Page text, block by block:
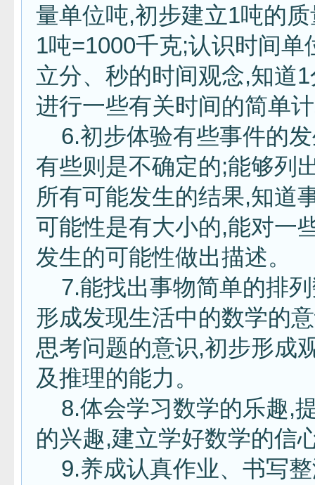
量单位吨,初步建立1吨的
1吨=1000千克;认识时间单
立分、秒的时间观念,知道
进行一些有关时间的简单
6.初步体验有些事件的
有些则是不确定的;能够列
所有可能发生的结果,知道
可能性是有大小的,能对一
发生的可能性做出描述。
7.能找出事物简单的排
形成发现生活中的数学的
思考问题的意识,初步形成
及推理的能力。
8.体会学习数学的乐趣,
的兴趣,建立学好数学的信
9.养成认真作业、书写